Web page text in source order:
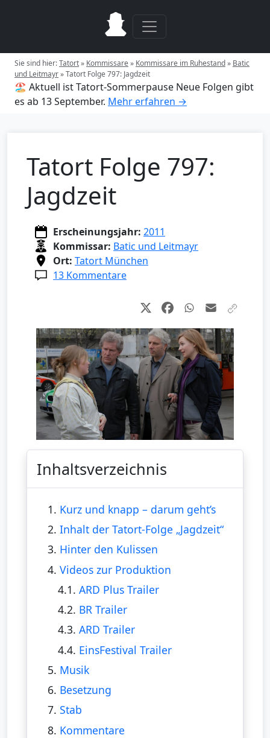
Sie sind hier:Tatort» Kommissare» Kommissare im Ruhestand» Batic
und Leitmayr»Tatort Folge 797: Jagdzeit
🏖️ Aktuell ist Tatort-Sommerpause Neue Folgen gibt
es ab 13 September. Mehr erfahren →
Tatort Folge 797:
Jagdzeit
Erscheinungsjahr: 2011
Kommissar: Batic und Leitmayr
Ort: Tatort München
13 Kommentare
Inhaltsverzeichnis
1. Kurz und knapp – darum geht’s
2. Inhalt der Tatort-Folge „Jagdzeit“
3. Hinter den Kulissen
4. Videos zur Produktion
4.1.ARD Plus Trailer
4.2. BR Trailer
4.3.ARD Trailer
4.4. EinsFestival Trailer
5. Musik
6. Besetzung
7. Stab
8. Kommentare